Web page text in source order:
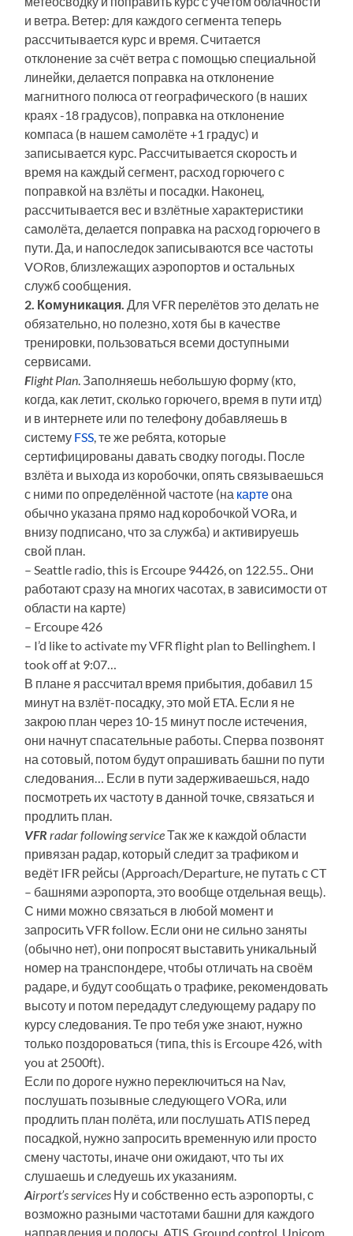
и ветра. Ветер: для каждого сегмента теперь
рассчитывается курс и время. Считается
отклонение за счёт ветра с помощью специальной
линейки, делается поправка на отклонение
магнитного полюса от географического (в наших
краях -18 градусов), поправка на отклонение
компаса (в нашем самолёте +1 градус) и
записывается курс. Рассчитывается скорость и
время на каждый сегмент, расход горючего с
поправкой на взлёты и посадки. Наконец,
рассчитывается вес и взлётные характеристики
самолёта, делается поправка на расход горючего в
пути. Да, и напоследок записываются все частоты
VORов, близлежащих аэропортов и остальных
служб сообщения.
2. Комуникация. Для VFR перелётов это делать не
обязательно, но полезно, хотя бы в качестве
тренировки, пользоваться всеми доступными
сервисами.
Flight Plan . Заполняешь небольшую форму (кто,
когда, как летит, сколько горючего, время в пути итд)
и в интернете или по телефону добавляешь в
систему FSS , те же ребята, которые
сертифицированы давать сводку погоды. После
взлёта и выхода из коробочки, опять связываешься
с ними по определённой частоте (на картеона
обычно указана прямо над коробочкой VORа, и
внизу подписано, что за служба) и активируешь
свой план.
– Seattle radio, this is Ercoupe 94426, on 122.55.. Они
работают сразу на многих часотах, в зависимости от
области на карте)
– Ercoupe 426
– I’d like to activate my VFR flight plan to Bellinghem. I
took off at 9:07…
В плане я рассчитал время прибытия, добавил 15
минут на взлёт-посадку, это мой ETA. Если я не
закрою план через 10-15 минут после истечения,
они начнут спасательные работы. Сперва позвонят
на сотовый, потом будут опрашивать башни по пути
следования… Если в пути задерживаешься, надо
посмотреть их частоту в данной точке, связаться и
продлить план.
VFR radar following serviceТак же к каждой области
привязан радар, который следит за трафиком и
ведёт IFR рейсы (Approach/Departure, не путать с CT
– башнями аэропорта, это вообще отдельная вещь).
С ними можно связаться в любой момент и
запросить VFR follow. Если они не сильно заняты
(обычно нет), они попросят выставить уникальный
номер на транспондере, чтобы отличать на своём
радаре, и будут сообщать о трафике, рекомендовать
высоту и потом передадут следующему радару по
курсу следования. Те про тебя уже знают, нужно
только поздороваться (типа, this is Ercoupe 426, with
you at 2500ft).
Если по дороге нужно переключиться на Nav,
послушать позывные следующего VORа, или
продлить план полёта, или послушать ATIS перед
посадкой, нужно запросить временную или просто
смену частоты, иначе они ожидают, что ты их
слушаешь и следуешь их указаниям.
Airport’s services Ну и собственно есть аэропорты, с
возможно разными частотами башни для каждого
направления и полосы, ATIS, Ground control, Unicom,